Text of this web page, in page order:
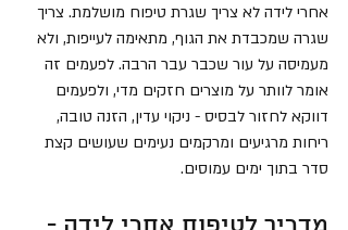
אחרי לידה לא צריך שגרת טיפוח מושלמת. צריך
שגרה שמכבדת את הגוף, מתאימה לעייפות, ולא
מעמיסה על עור שכבר עבר הרבה. לפעמים זה
אומר לוותר על מוצרים חזקים מדי, ולפעמים
דווקא לחזור לבסיס - ניקוי עדין, הזנה טובה,
ריחות מרגיעים ומרקמים נעימים שעושים קצת
סדר בתוך ימים עמוסים.